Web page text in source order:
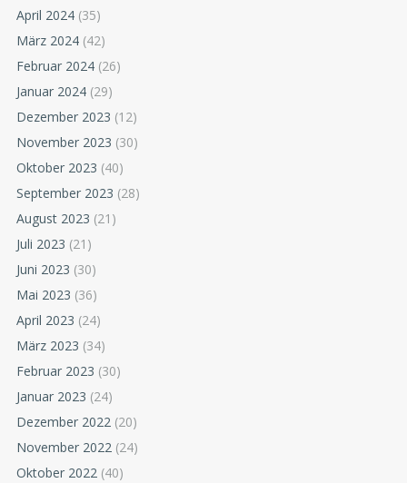
April 2024 (35)
März 2024 (42)
Februar 2024 (26)
Januar 2024 (29)
Dezember 2023 (12)
November 2023 (30)
Oktober 2023 (40)
September 2023 (28)
August 2023 (21)
Juli 2023 (21)
Juni 2023 (30)
Mai 2023 (36)
April 2023 (24)
März 2023 (34)
Februar 2023 (30)
Januar 2023 (24)
Dezember 2022 (20)
November 2022 (24)
Oktober 2022 (40)